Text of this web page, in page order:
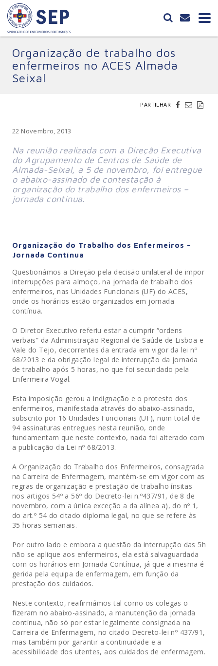
Organização de trabalho dos
enfermeiros no ACES Almada
Seixal
PARTILHAR
22 Novembro, 2013
Na reunião realizada com a Direção Executiva
do Agrupamento de Centros de Saúde de
Almada-Seixal, a 5 de novembro, foi entregue
o abaixo-assinado de contestação à
organização do trabalho dos enfermeiros –
jornada contínua.
Organização do Trabalho dos Enfermeiros –
Jornada Contínua
Questionámos a Direção pela decisão unilateral de impor
interrupções para almoço, na jornada de trabalho dos
enfermeiros, nas Unidades Funcionais (UF) do ACES,
onde os horários estão organizados em jornada
contínua.
O Diretor Executivo referiu estar a cumprir “ordens
verbais” da Administração Regional de Saúde de Lisboa e
Vale do Tejo, decorrentes da entrada em vigor da lei nº
68/2013 e da obrigação legal de interrupção da jornada
de trabalho após 5 horas, no que foi secundado pela
Enfermeira Vogal.
Esta imposição gerou a indignação e o protesto dos
enfermeiros, manifestada através do abaixo-assinado,
subscrito por 16 Unidades Funcionais (UF), num total de
94 assinaturas entregues nesta reunião, onde
fundamentam que neste contexto, nada foi alterado com
a publicação da Lei nº 68/2013.
A Organização do Trabalho dos Enfermeiros, consagrada
na Carreira de Enfermagem, mantém-se em vigor com as
regras de organização e prestação de trabalho ínsitas
nos artigos 54º a 56º do Decreto-lei n.º437/91, de 8 de
novembro, com a única exceção a da alínea a), do nº 1,
do art.º 54 do citado diploma legal, no que se refere às
35 horas semanais.
Por outro lado e embora a questão da interrupção das 5h
não se aplique aos enfermeiros, ela está salvaguardada
com os horários em Jornada Contínua, já que a mesma é
gerida pela equipa de enfermagem, em função da
prestação dos cuidados.
Neste contexto, reafirmámos tal como os colegas o
fizeram no abaixo-assinado, a manutenção da jornada
contínua, não só por estar legalmente consignada na
Carreira de Enfermagem, no citado Decreto-lei nº 437/91,
mas também por garantir a continuidade e a
acessibilidade dos utentes, aos cuidados de enfermagem.